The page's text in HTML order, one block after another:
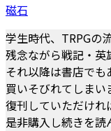
磁石
学生時代、TRPGの
残念ながら戦記・英
それ以降は書店でも
買いそびれてしまい
復刊していただけれ
是非購入し続きを読